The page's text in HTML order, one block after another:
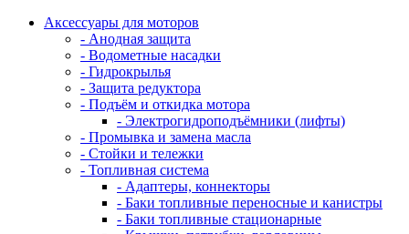
Аксессуары для моторов
- Анодная защита
- Водометные насадки
- Гидрокрылья
- Защита редуктора
- Подъём и откидка мотора
- Электрогидроподъёмники (лифты)
- Промывка и замена масла
- Стойки и тележки
- Топливная система
- Адаптеры, коннекторы
- Баки топливные переносные и канистры
- Баки топливные стационарные